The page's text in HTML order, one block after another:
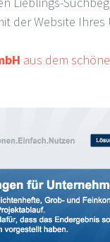
der Website
aus dem